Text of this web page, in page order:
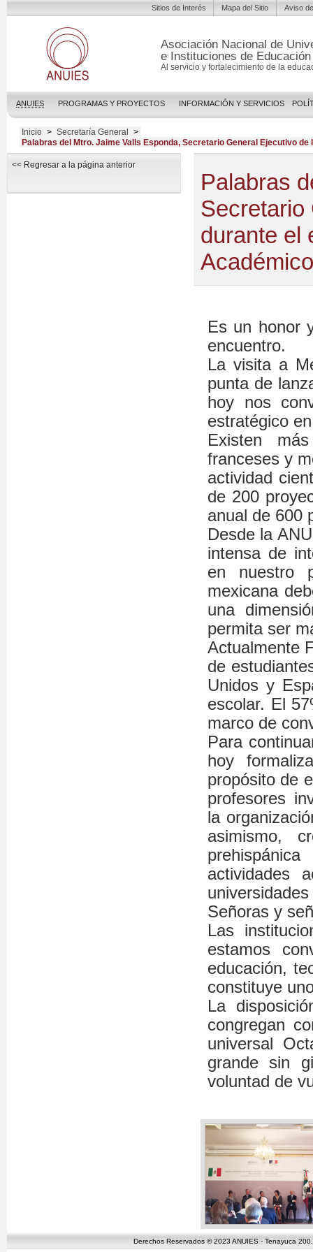
Asociación Nacional de
e Instituciones de
Al servicio y fortalecimiento de la
ANUIES PROGRAMAS Y PROYECTOS INFORMACIÓN Y SERVICIOS
Sitios de Interés Mapa del Sitio Aviso
Inicio > Secretaría General
>
Palabras del Mtro. Jaime Valls Esponda, Secretario General Ejecutivo
<< Regresar a la página anterior
Palabras
Secretario
durante el
Es un honor
encuentro.
La visita a
punta de
hoy nos
estratégico
Existen
franceses y
actividad
de 200
anual de 600
Desde la
intensa de
en nuestro
mexicana
una
permita ser
Actualmente
de
Unidos y
escolar. El
marco de
Para
hoy
propósito de
profesores
la
asimismo,
actividades
Señoras y
Las
estamos
educación,
constituye
La
congregan
universal
grande sin
voluntad de
Derechos Reservados © 2023 ANUIES - Tenayuca